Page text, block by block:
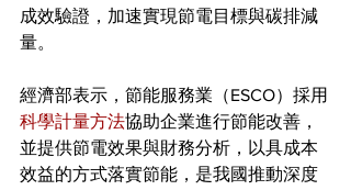
成效驗證，加速實現節電目標與碳排減
量。
經濟部表示，節能服務業（ESCO）採用
科學計量方法協助企業進行節能改善，
並提供節電效果與財務分析，以具成本
效益的方式落實節能，是我國推動深度